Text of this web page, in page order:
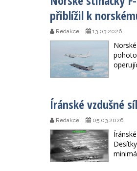
přiblížil k
Redakce 13.03.2026
Íránské vzdušné
Redakce 05.03.2026